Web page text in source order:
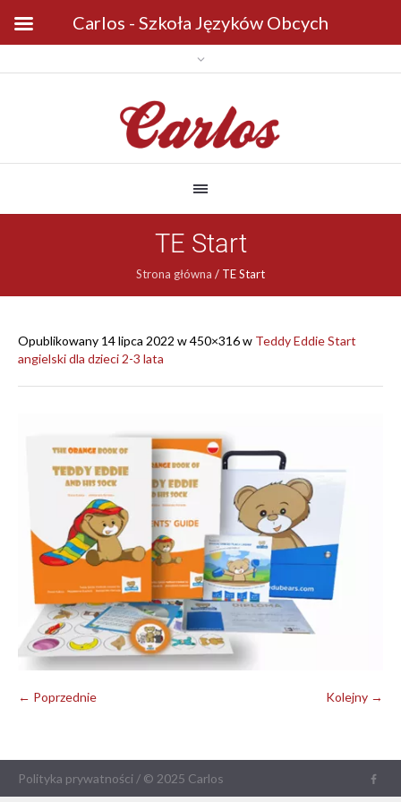
TE Start
Strona główna / TE Start
Opublikowany 14 lipca 2022 w 450×316 w Teddy Eddie Start
angielski dla dzieci 2-3 lata
← Poprzednie Kolejny →
Polityka prywatności / © 2025 Carlos
Carlos - Szkoła Języków Obcych